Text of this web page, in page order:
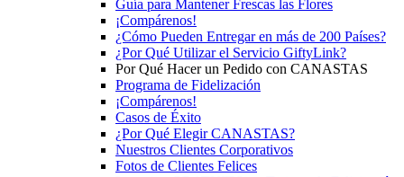
Guía para Mantener Frescas las Flores
¡Compárenos!
¿Cómo Pueden Entregar en más de 200 Países?
¿Por Qué Utilizar el Servicio GiftyLink?
Por Qué Hacer un Pedido con CANASTAS
Programa de Fidelización
¡Compárenos!
Casos de Éxito
¿Por Qué Elegir CANASTAS?
Nuestros Clientes Corporativos
Fotos de Clientes Felices